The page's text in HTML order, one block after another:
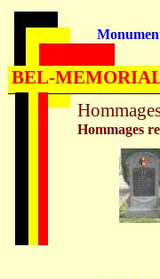
Hommages
BEL-